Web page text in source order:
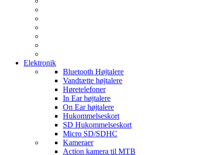
Elektronik
Bluetooth Højtalere
Vandtætte højtalere
Høretelefoner
In Ear højtalere
On Ear højtalere
Hukommelseskort
SD Hukommelseskort
Micro SD/SDHC
Kameraer
Action kamera til MTB